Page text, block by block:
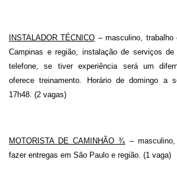
INSTALADOR TÉCNICO – masculino, trabalho
Campinas e região, instalação de serviços
telefone, se tiver experiência será um
oferece treinamento. Horário de domingo a
17h48. (2 vagas)
MOTORISTA DE CAMINHÃO ¾ –
fazer entregas em São Paulo e região. (1 vaga)